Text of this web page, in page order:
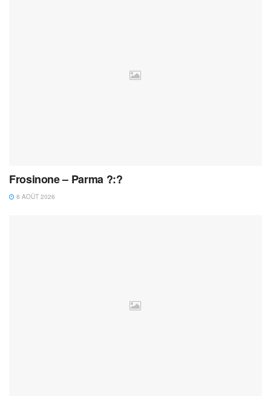
Frosinone – Parma ?:?
8 AOÛT 2026